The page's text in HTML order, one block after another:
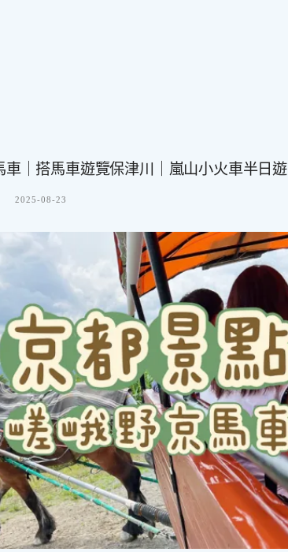
車｜搭馬車遊覽保津川｜嵐山小火車半日遊
2025-08-23